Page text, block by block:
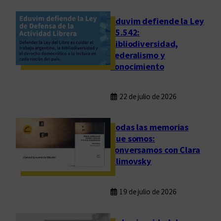
f
o
n
t
e
Eduvim defiende la Ley
25.542:
bibliodiversidad,
federalismo y
conocimiento
22 de julio de 2026
Todas las memorias
que somos:
conversamos con Clara
Klimovsky
19 de julio de 2026